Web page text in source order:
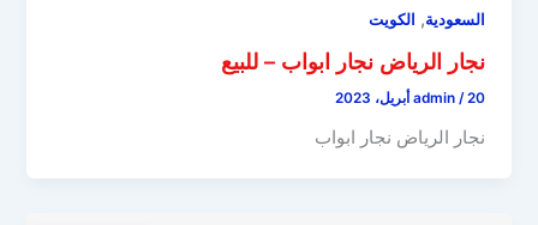
السعودية, الكويت
نجار الرياض نجار ابواب – للبيع
admin /20 أبريل، 2023
نجار الرياض نجار ابواب